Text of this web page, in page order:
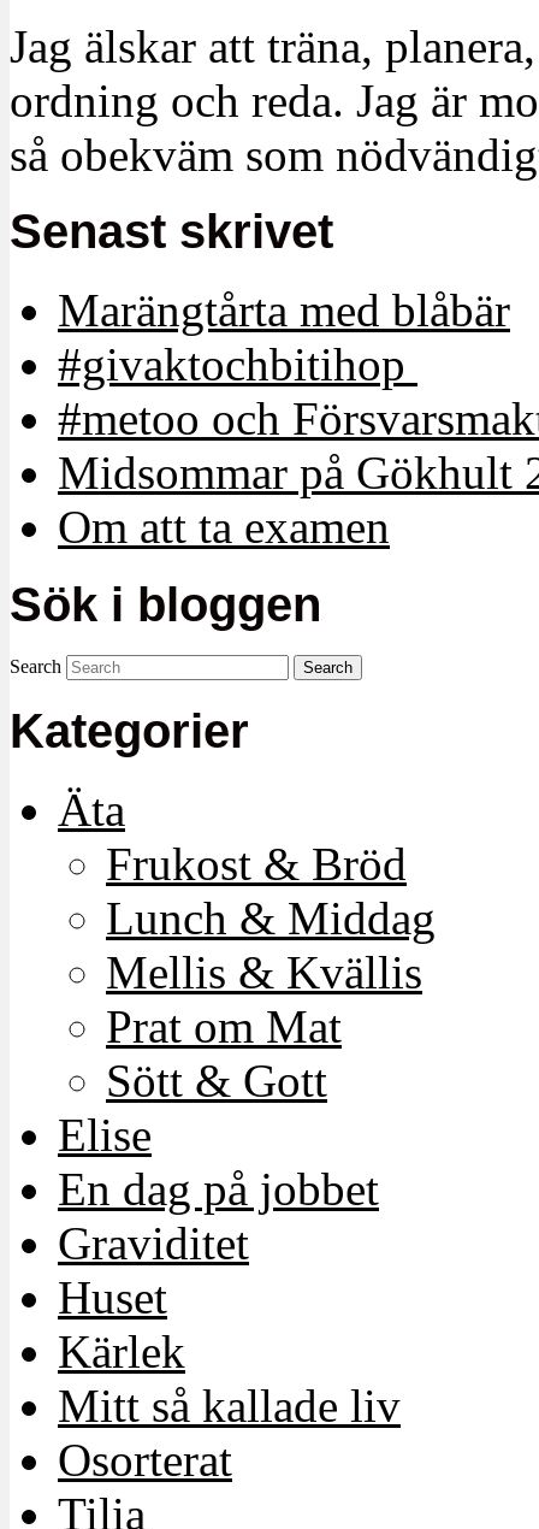
Jag älskar att träna,
ordning och reda. Jag är
så obekväm som
Senast skrivet
Marängtårta med blåbär
#givaktochbitihop
#metoo och
Midsommar på Gökhult
Om att ta examen
Sök i bloggen
Search
Kategorier
Äta
Frukost & Bröd
Lunch & Middag
Mellis & Kvällis
Prat om Mat
Sött & Gott
Elise
En dag på jobbet
Graviditet
Huset
Kärlek
Mitt så kallade liv
Osorterat
Tilia